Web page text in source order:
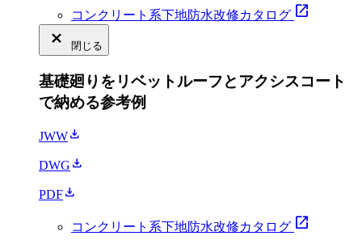
コンクリート系下地防水改修カタログ open_in_new
close_small 閉じる
基礎廻りをリベットルーフとアクシスコート
で納める参考例
JWWdownload
DWG download
PDFdownload
コンクリート系下地防水改修カタログ open_in_new